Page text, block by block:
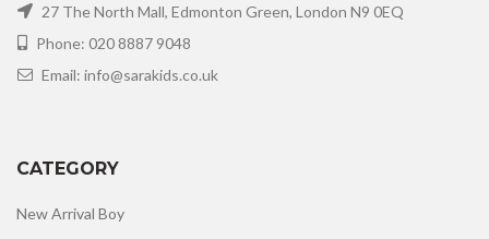
27 The North Mall, Edmonton Green, London N9 0EQ
Phone: 020 8887 9048
Email: info@sarakids.co.uk
CATEGORY
New Arrival Boy